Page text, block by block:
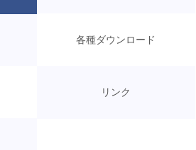
各種ダウンロード
リンク